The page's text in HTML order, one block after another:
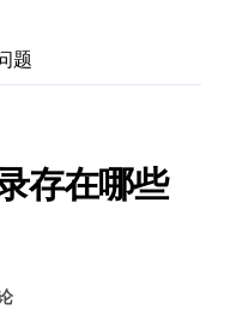
题
存在哪些